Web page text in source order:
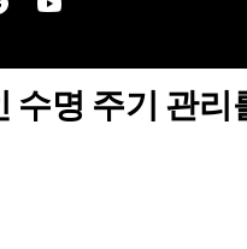
수명 주기 관리